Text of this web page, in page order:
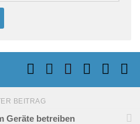
BEITRAG
Geräte betreiben